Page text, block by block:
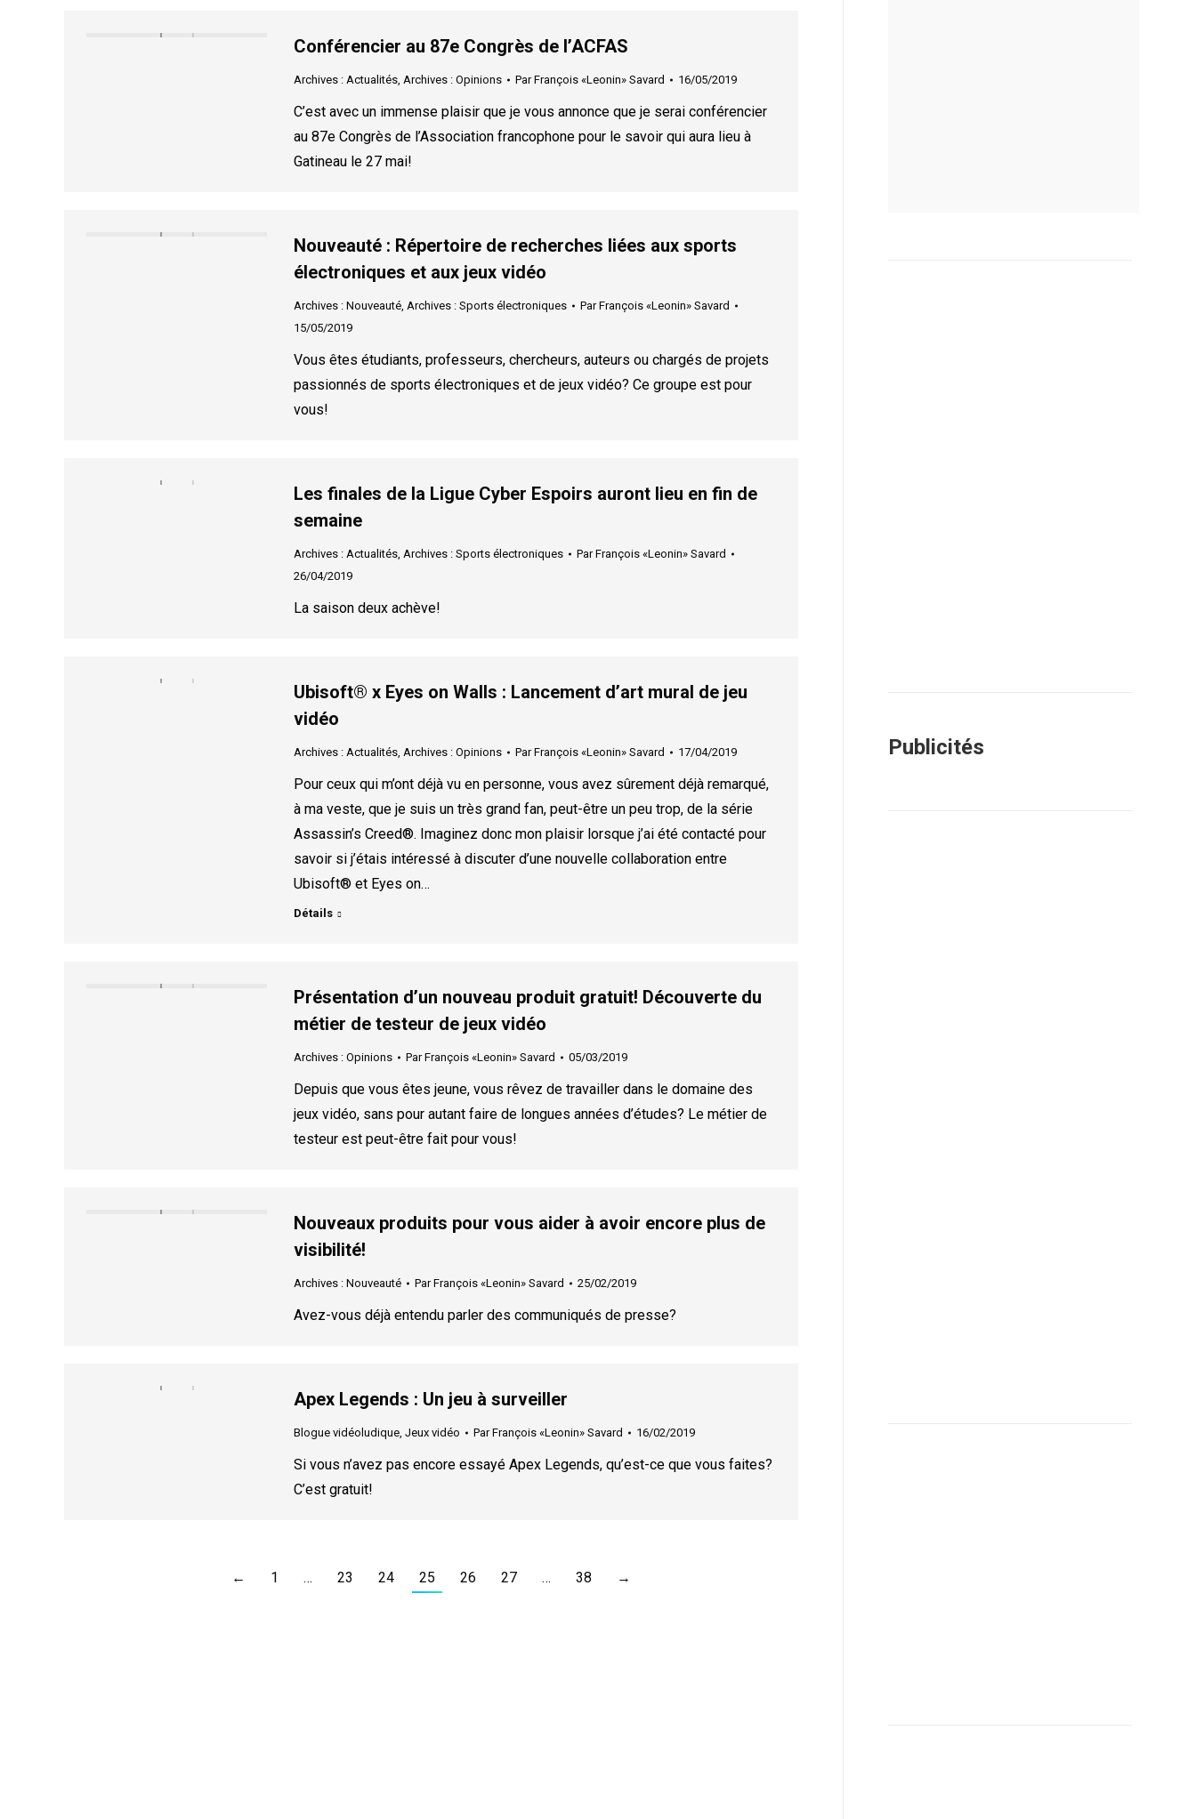
Conférencier au 87e Congrès de l’ACFAS
Archives : Actualités, Archives : Opinions ParFrançois «Leonin» Savard 16/05/2019
C’est avec un immense plaisir que je vous annonce que je serai conférencier
au 87e Congrès de l’Association francophone pour le savoir qui aura lieu à
Gatineau le 27 mai!
Nouveauté : Répertoire de recherches liées aux sports
électroniques et aux jeux vidéo
Archives : Nouveauté, Archives : Sports électroniques ParFrançois «Leonin» Savard
15/05/2019
Vous êtes étudiants, professeurs, chercheurs, auteurs ou chargés de projets
passionnés de sports électroniques et de jeux vidéo? Ce groupe est pour
vous!
Les finales de la Ligue Cyber Espoirs auront lieu en fin de
semaine
Archives : Actualités, Archives : Sports électroniques ParFrançois «Leonin» Savard
26/04/2019
La saison deux achève!
Ubisoft® x Eyes on Walls : Lancement d’art mural de jeu
vidéo
Archives : Actualités, Archives : Opinions ParFrançois «Leonin» Savard 17/04/2019
Pour ceux qui m’ont déjà vu en personne, vous avez sûrement déjà remarqué,
à ma veste, que je suis un très grand fan, peut-être un peu trop, de la série
Assassin’s Creed®. Imaginez donc mon plaisir lorsque j’ai été contacté pour
savoir si j’étais intéressé à discuter d’une nouvelle collaboration entre
Ubisoft® et Eyes on…
Détails
Présentation d’un nouveau produit gratuit! Découverte du
métier de testeur de jeux vidéo
Archives : Opinions ParFrançois «Leonin» Savard 05/03/2019
Depuis que vous êtes jeune, vous rêvez de travailler dans le domaine des
jeux vidéo, sans pour autant faire de longues années d’études? Le métier de
testeur est peut-être fait pour vous!
Nouveaux produits pour vous aider à avoir encore plus de
visibilité!
Archives : Nouveauté ParFrançois «Leonin» Savard 25/02/2019
Avez-vous déjà entendu parler des communiqués de presse?
Apex Legends : Un jeu à surveiller
Blogue vidéoludique, Jeux vidéo ParFrançois «Leonin» Savard 16/02/2019
Si vous n’avez pas encore essayé Apex Legends, qu’est-ce que vous faites?
C’est gratuit!
← 1 … 23 24 25 26 27 … 38 →
Publicités